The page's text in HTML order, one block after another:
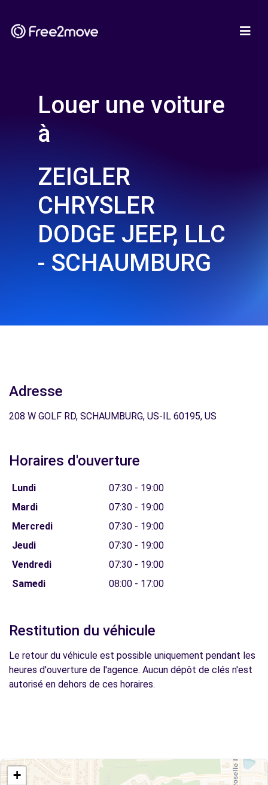
Louer une voiture
à
ZEIGLER
CHRYSLER
DODGE JEEP, LLC
- SCHAUMBURG
Adresse
208 W GOLF RD, SCHAUMBURG, US-IL 60195, US
Horaires d'ouverture
Lundi
07:30 - 19:00
Mardi
07:30 - 19:00
Mercredi
07:30 - 19:00
Jeudi
07:30 - 19:00
Vendredi
07:30 - 19:00
Samedi
08:00 - 17:00
Restitution du véhicule
Le retour du véhicule est possible uniquement pendant les
heures d'ouverture de l'agence. Aucun dépôt de clés n'est
autorisé en dehors de ces horaires.
+